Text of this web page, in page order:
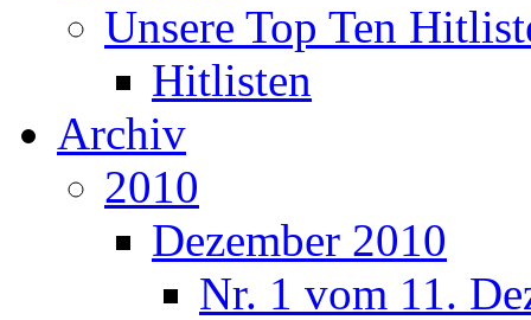
Unsere Top Ten
Hitlisten
Archiv
2010
Dezember 2010
Nr. 1 vom 11.